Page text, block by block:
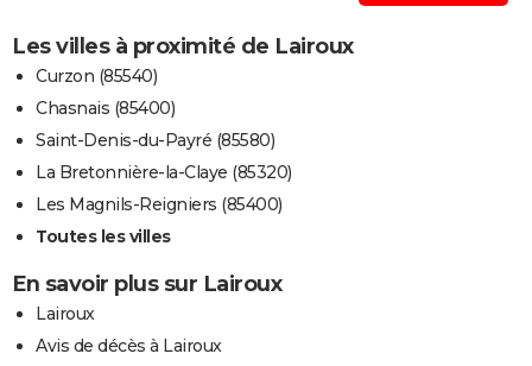
Les villes à proximité de Lairoux
Curzon (85540)
Chasnais (85400)
Saint-Denis-du-Payré (85580)
La Bretonnière-la-Claye (85320)
Les Magnils-Reigniers (85400)
Toutes les villes
En savoir plus sur Lairoux
Lairoux
Avis de décès à Lairoux